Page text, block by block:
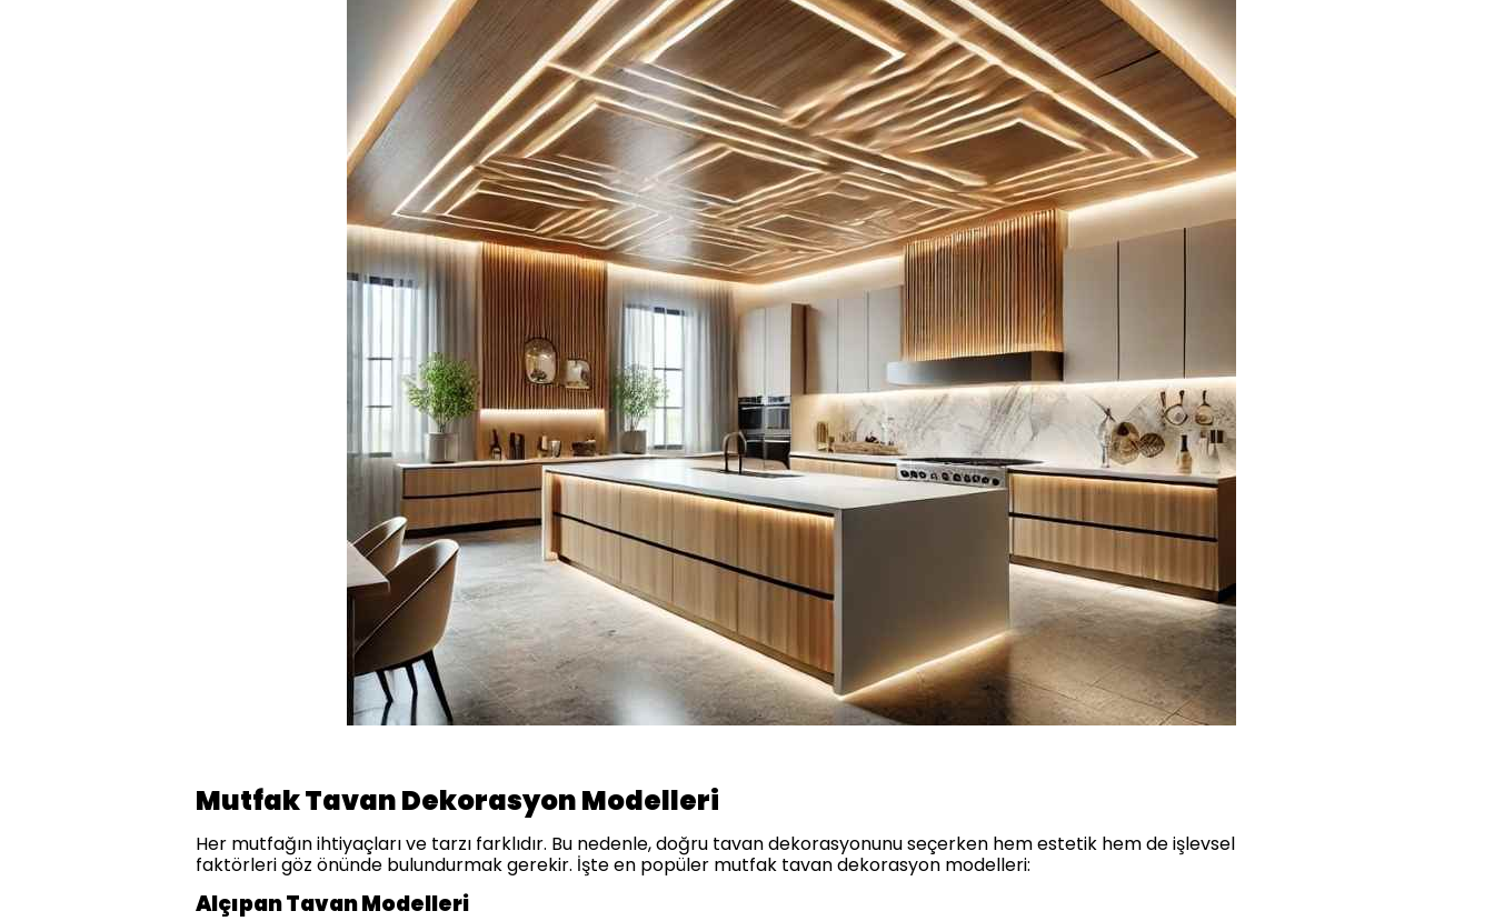
Mutfak Tavan Dekorasyon Modelleri
Her mutfağın ihtiyaçları ve tarzı farklıdır. Bu nedenle, doğru tavan dekorasyonunu seçerken hem estetik hem de işlevsel
faktörleri göz önünde bulundurmak gerekir. İşte en popüler mutfak tavan dekorasyon modelleri:
Alçıpan Tavan Modelleri